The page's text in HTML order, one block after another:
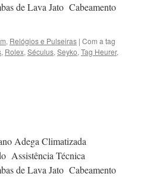
de Lava Jato Cabeamento
, Relógios e Pulseiras | Com a tag
, Rolex, Séculus, Seyko, Tag Heurer,
Adega Climatizada
Assistência Técnica
de Lava Jato Cabeamento